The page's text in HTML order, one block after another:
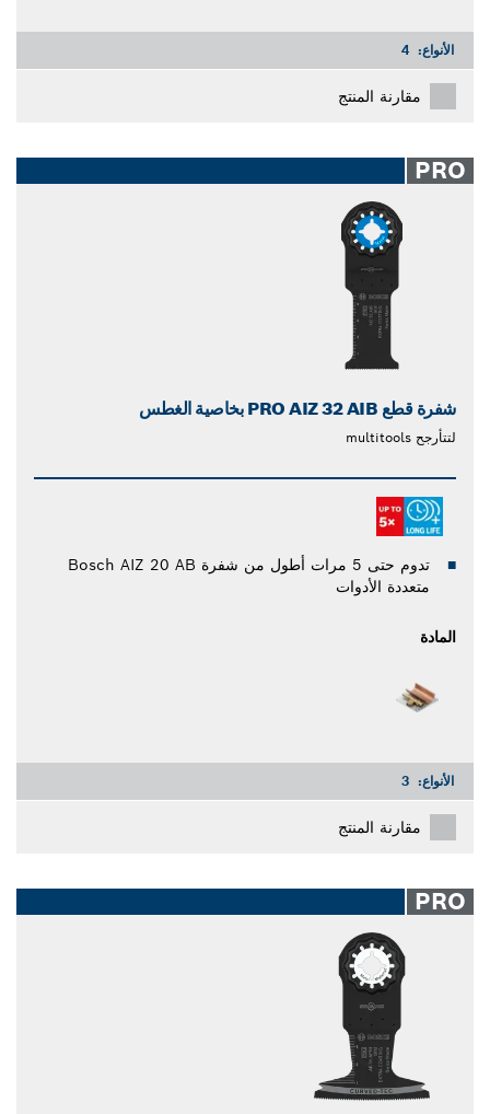
الأنواع: 4
مقارنة المنتج
PRO
شفرة قطع PRO AIZ 32 AIB بخاصية الغطس
لتتأرجح multitools
تدوم حتى 5 مرات أطول من شفرة Bosch AIZ 20 AB
متعددة الأدوات
المادة
الأنواع: 3
مقارنة المنتج
PRO